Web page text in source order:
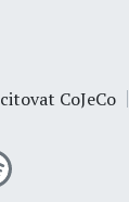
CoJeCo